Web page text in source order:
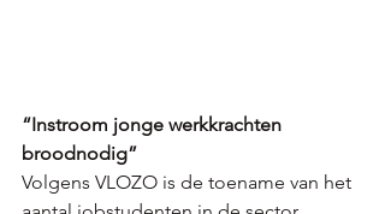
“Instroom jonge werkkrachten
broodnodig”
Volgens VLOZO is de toename van het